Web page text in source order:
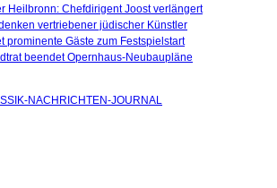
Heilbronn: Chefdirigent Joost verlängert
vertriebener jüdischer Künstler
prominente Gäste zum Festspielstart
beendet Opernhaus-Neubaupläne